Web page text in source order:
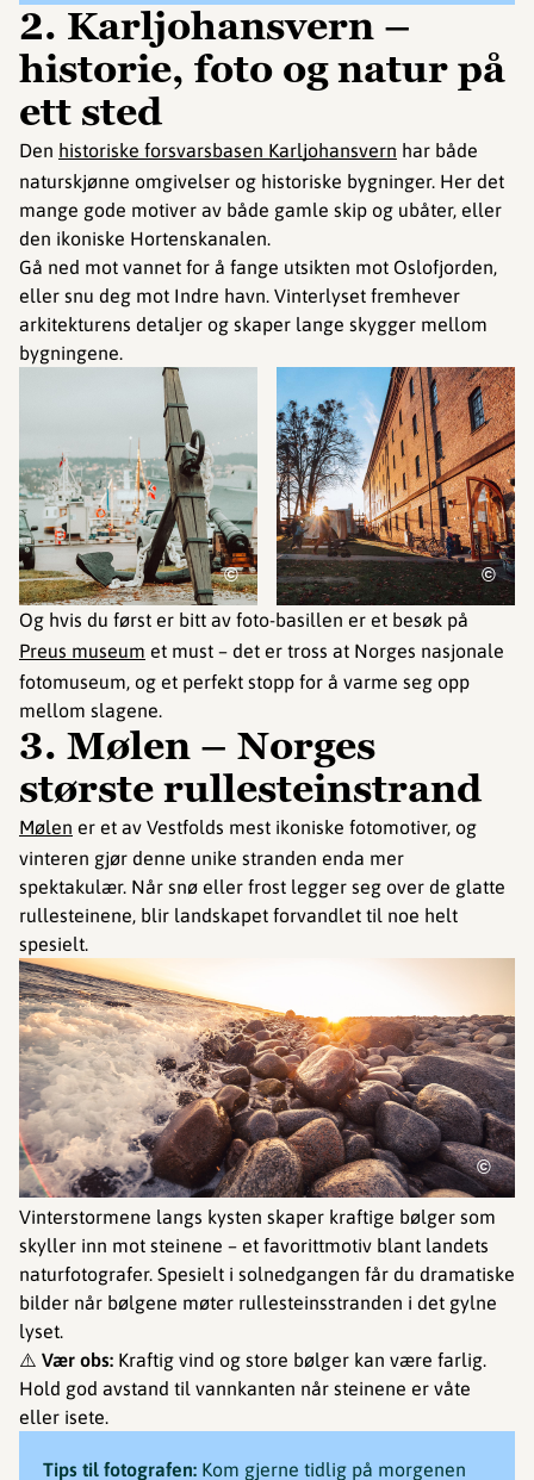
2. Karljohansvern –
historie, foto og natur på
ett sted
Den historiske forsvarsbasen Karljohansvern har både
naturskjønne omgivelser og historiske bygninger. Her det
mange gode motiver av både gamle skip og ubåter, eller
den ikoniske Hortenskanalen.
Gå ned mot vannet for å fange utsikten mot Oslofjorden,
eller snu deg mot Indre havn. Vinterlyset fremhever
arkitekturens detaljer og skaper lange skygger mellom
bygningene.
© ©
Og hvis du først er bitt av foto-basillen er et besøk på
Preus museum et must – det er tross at Norges nasjonale
fotomuseum, og et perfekt stopp for å varme seg opp
mellom slagene.
3. Mølen – Norges
største rullesteinstrand
Mølen er et av Vestfolds mest ikoniske fotomotiver, og
vinteren gjør denne unike stranden enda mer
spektakulær. Når snø eller frost legger seg over de glatte
rullesteinene, blir landskapet forvandlet til noe helt
spesielt.
©
Vinterstormene langs kysten skaper kraftige bølger som
skyller inn mot steinene – et favorittmotiv blant landets
naturfotografer. Spesielt i solnedgangen får du dramatiske
bilder når bølgene møter rullesteinsstranden i det gylne
lyset.
⚠️ Vær obs: Kraftig vind og store bølger kan være farlig.
Hold god avstand til vannkanten når steinene er våte
eller isete.
Tips til fotografen: Kom gjerne tidlig på morgenen